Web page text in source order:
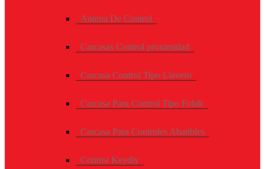
Antena De Control
Carcasas Control proximidad
Carcasa Control Tipo Llavero
Carcasa Para Control Tipo Fobik
Carcasa Para Controles Abatibles
Control Keydiy